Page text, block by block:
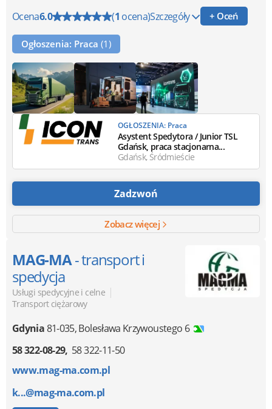
Ocena6.0 (1 ocena)Szczegóły + Oceń
Ogłoszenia: Praca (1)
OGŁOSZENIA: Praca
Asystent Spedytora / Junior TSL
Gdańsk, praca stacjonarna...
Gdańsk, Śródmieście
Zadzwoń
Zobacz więcej
MAG-MA- transport i
spedycja
Usługi spedycyjne i celne |
Transport ciężarowy
Gdynia81-035,Bolesława Krzywoustego 6
58 322-08-29 58 322-11-50
www.mag-ma.com.pl
k...@mag-ma.com.pl